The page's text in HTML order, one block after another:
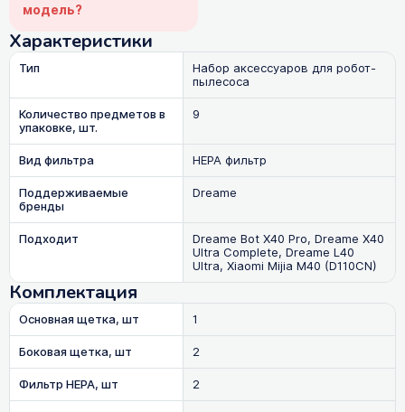
модель?
Характеристики
Тип Набор аксессуаров для робот-
пылесоса
Количество предметов в
упаковке, шт.
9
Вид фильтра
HEPA фильтр
Поддерживаемые
бренды
Dreame
Подходит Dreame Bot X40 Pro, Dreame X40
Ultra Complete, Dreame L40
Ultra, Xiaomi Mijia M40 (D110CN)
Комплектация
Основная щетка, шт
1
Боковая щетка, шт
2
Фильтр HEPA, шт
2